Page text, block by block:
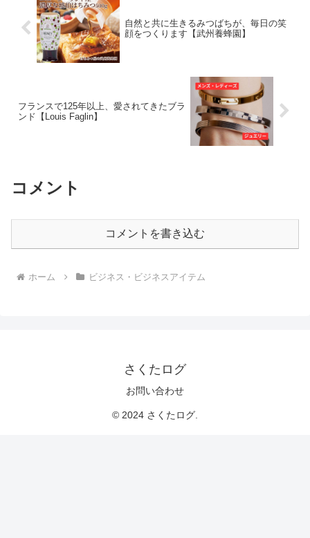
御率の高さ」「誤検出率の低さ」などの
項目で事業者6社中、最高の満足度を獲得
自然と共に生きるみつばちが、毎日の笑
顔をつくります【武州養蜂園】
フランスで125年以上、愛されてきたブラ
ンド【Louis Faglin】
コメント
コメントを書き込む
ホーム ビジネス・ビジネスアイテム
さくたログ
お問い合わせ
© 2024 さくたログ.